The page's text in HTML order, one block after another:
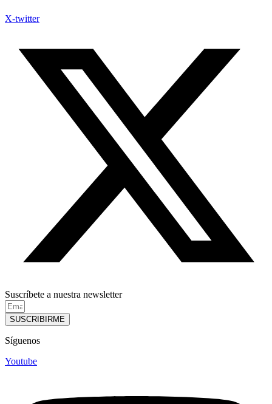
X-twitter
Suscríbete a nuestra newsletter
SUSCRIBIRME
Síguenos
Youtube